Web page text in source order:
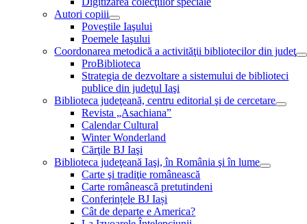
Autori copiii
Poveştile Iaşului
Poemele Iaşului
Coordonarea metodică a activităţii bibliotecilor din judeţ
ProBiblioteca
Strategia de dezvoltare a sistemului de biblioteci
publice din judeţul Iaşi
Biblioteca judeţeană, centru editorial şi de cercetare
Revista „Asachiana”
Calendar Cultural
Winter Wonderland
Cărţile BJ Iaşi
Biblioteca judeţeană Iaşi, în România şi în lume
Carte şi tradiţie românească
Carte românească pretutindeni
Conferințele BJ Iași
Cât de departe e America?